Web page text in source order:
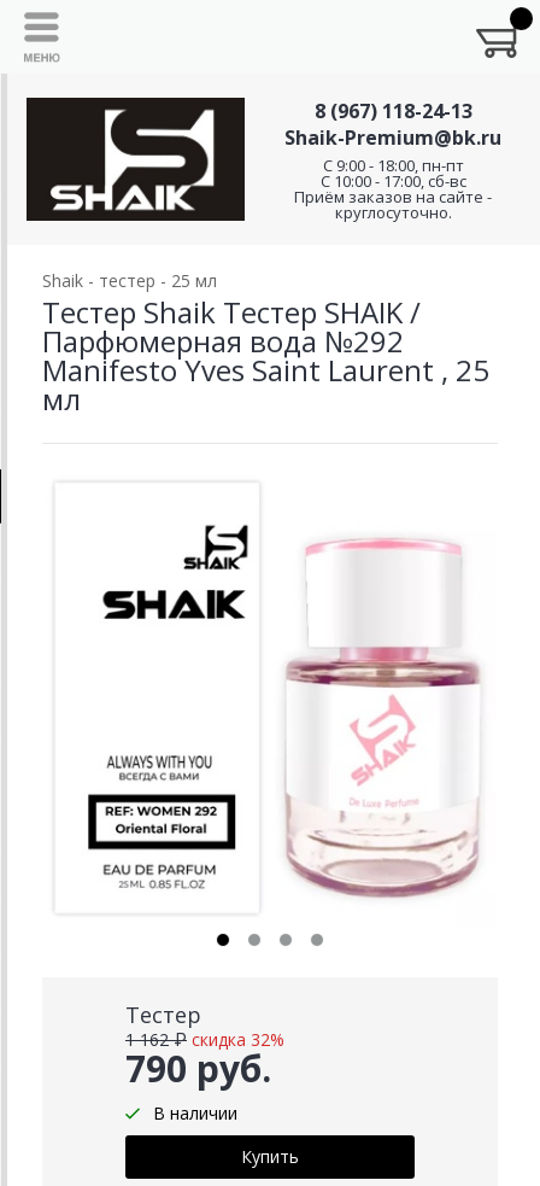
8 (967) 118-24-13
Shaik-Premium@bk.ru
C 9:00 - 18:00, пн-пт
С 10:00 - 17:00, сб-вс
Приём заказов на сайте -
круглосуточно.
Shaik - тестер - 25 мл
Тестер Shaik Тестер SHAIK /
Парфюмерная вода №292
Manifesto Yves Saint Laurent , 25
мл
Тестер
790 руб.
1 162 ₽ скидка 32%
В наличии